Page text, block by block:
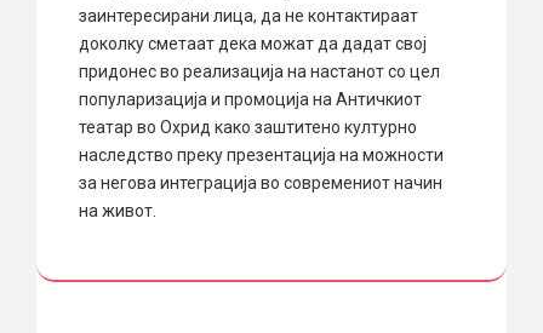
заинтересирани лица, да не контактираат
доколку сметаат дека можат да дадат свој
придонес во реализација на настанот со цел
популаризација и промоција на Античкиот
театар во Охрид како заштитено културно
наследство преку презентација на можности
за негова интеграција во современиот начин
на живот.